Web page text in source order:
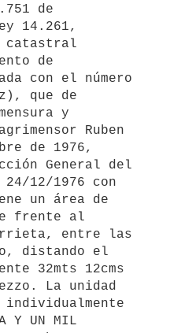
de
14.261,
catastral
de
con el número
que de
y
Ruben
de 1976,
General del
12/1976 con
un área de
frente al
entre las
distando el
32mts 12cms
La unidad
individualmente
Y UN MIL